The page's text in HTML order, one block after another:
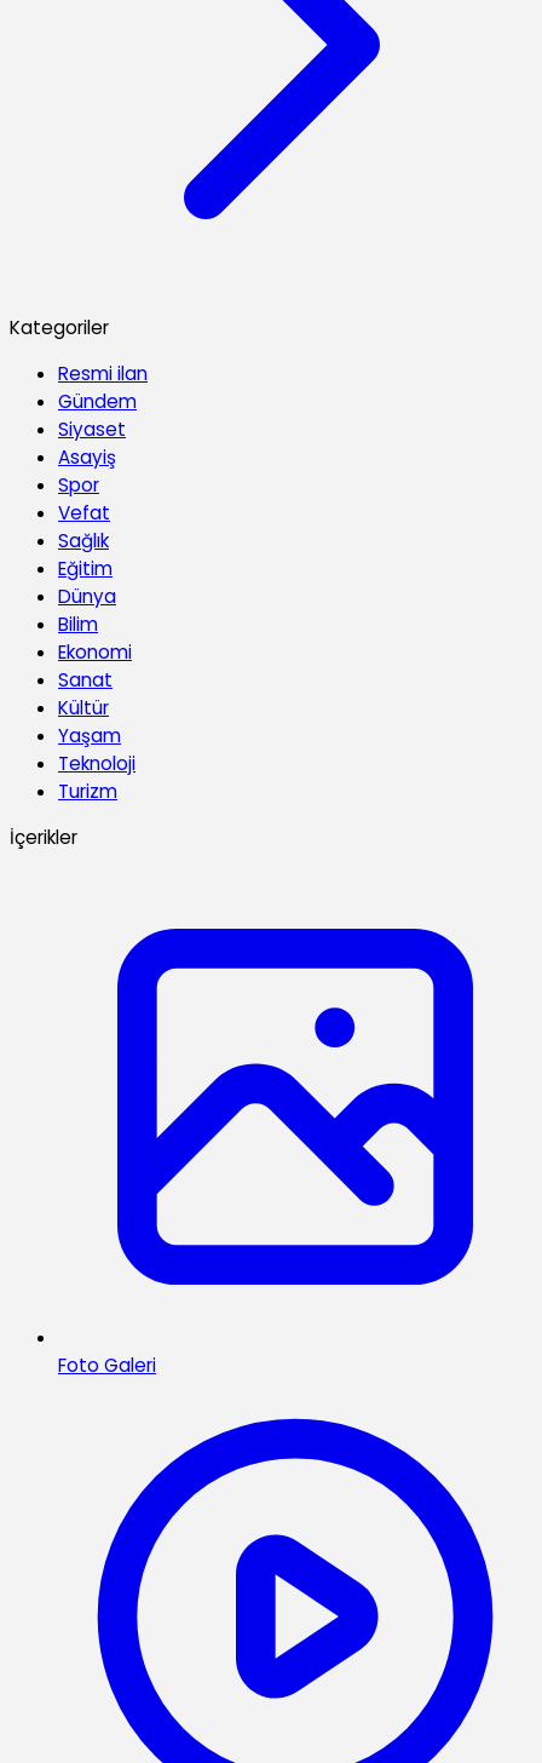
Kategoriler
Resmi ilan
Gündem
Siyaset
Asayiş
Spor
Vefat
Sağlık
Eğitim
Dünya
Bilim
Ekonomi
Sanat
Kültür
Yaşam
Teknoloji
Turizm
İçerikler
Foto Galeri